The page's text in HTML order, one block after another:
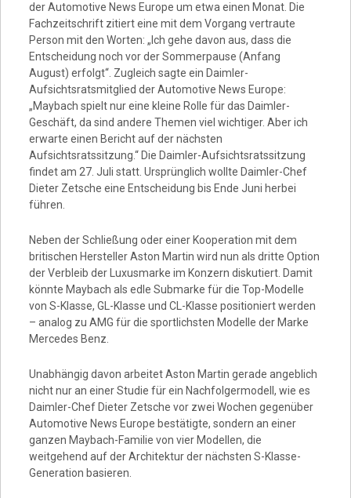
der Automotive News Europe um etwa einen Monat. Die
Fachzeitschrift zitiert eine mit dem Vorgang vertraute
Person mit den Worten: „Ich gehe davon aus, dass die
Entscheidung noch vor der Sommerpause (Anfang
August) erfolgt“. Zugleich sagte ein Daimler-
Aufsichtsratsmitglied der Automotive News Europe:
„Maybach spielt nur eine kleine Rolle für das Daimler-
Geschäft, da sind andere Themen viel wichtiger. Aber ich
erwarte einen Bericht auf der nächsten
Aufsichtsratssitzung.“ Die Daimler-Aufsichtsratssitzung
findet am 27. Juli statt. Ursprünglich wollte Daimler-Chef
Dieter Zetsche eine Entscheidung bis Ende Juni herbei
führen.
Neben der Schließung oder einer Kooperation mit dem
britischen Hersteller Aston Martin wird nun als dritte Option
der Verbleib der Luxusmarke im Konzern diskutiert. Damit
könnte Maybach als edle Submarke für die Top-Modelle
von S-Klasse, GL-Klasse und CL-Klasse positioniert werden
– analog zu AMG für die sportlichsten Modelle der Marke
Mercedes Benz.
Unabhängig davon arbeitet Aston Martin gerade angeblich
nicht nur an einer Studie für ein Nachfolgermodell, wie es
Daimler-Chef Dieter Zetsche vor zwei Wochen gegenüber
Automotive News Europe bestätigte, sondern an einer
ganzen Maybach-Familie von vier Modellen, die
weitgehend auf der Architektur der nächsten S-Klasse-
Generation basieren.